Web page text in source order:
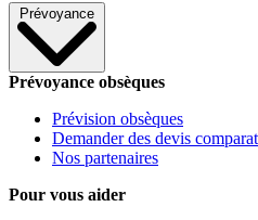
Prévoyance
Prévoyance obsèques
Prévision obsèques
Demander des devis
Nos partenaires
Pour vous aider